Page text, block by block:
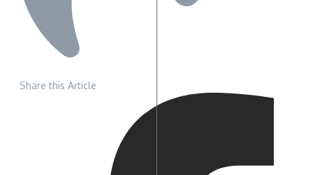
Share this Article